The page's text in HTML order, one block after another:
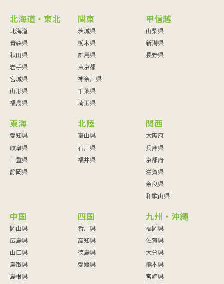
北海道・東北
北海道
青森県
秋田県
岩手県
宮城県
山形県
福島県
関東
茨城県
栃木県
群馬県
東京都
神奈川県
千葉県
埼玉県
甲信越
山梨県
新潟県
長野県
東海
愛知県
岐阜県
三重県
静岡県
北陸
富山県
石川県
福井県
関西
大阪府
兵庫県
京都府
滋賀県
奈良県
和歌山県
中国
岡山県
広島県
山口県
鳥取県
島根県
四国
香川県
高知県
徳島県
愛媛県
九州・沖縄
福岡県
佐賀県
大分県
熊本県
宮崎県